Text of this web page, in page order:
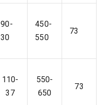
90-
30
450-
550
73
110-
37
550-
650
73